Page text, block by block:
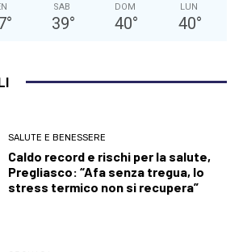
°
SAB
39°
DOM
40°
LUN
40°
SALUTE E BENESSERE
Caldo record e rischi per la salute,
Pregliasco: “Afa senza tregua, lo
stress termico non si recupera”